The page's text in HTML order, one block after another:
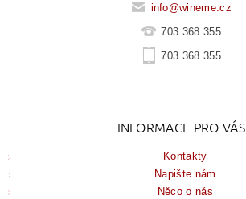
info@wineme.cz
703 368 355
703 368 355
INFORMACE PRO VÁS
Kontakty
Napište nám
Něco o nás